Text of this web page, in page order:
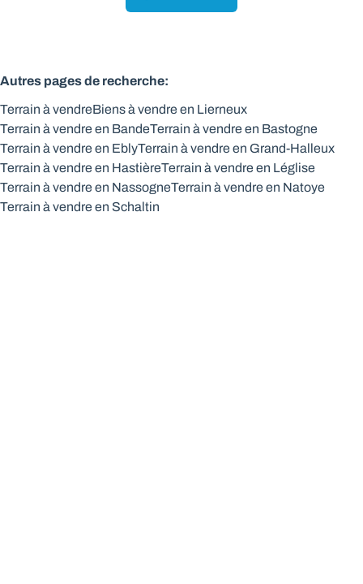
Autres pages de recherche:
Terrain à vendreBiens à vendre en Lierneux
Terrain à vendre en BandeTerrain à vendre en Bastogne
Terrain à vendre en EblyTerrain à vendre en Grand-Halleux
Terrain à vendre en HastièreTerrain à vendre en Léglise
Terrain à vendre en NassogneTerrain à vendre en Natoye
Terrain à vendre en Schaltin